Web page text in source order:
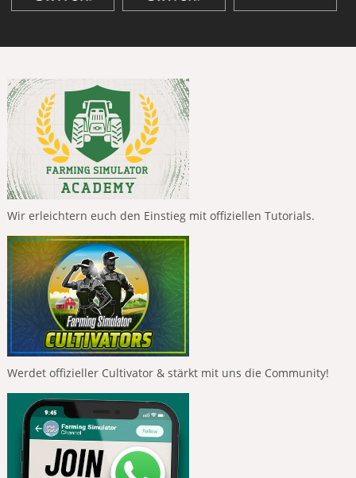
Wir erleichtern euch den Einstieg mit offiziellen Tutorials.
Werdet offizieller Cultivator & stärkt mit uns die Community!